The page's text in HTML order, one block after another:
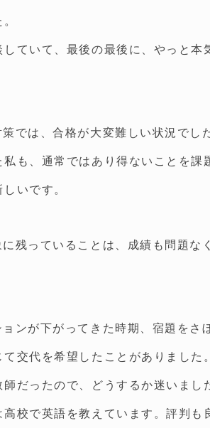
していて、最後の最後に、やっと
では、合格が大変難しい状況でし
私も、通常ではあり得ないことを
いです。
残っていることは、成績も問題な
ンが下がってきた時期、宿題をさ
て交代を希望したことがありました
師だったので、どうするか迷いまし
高校で英語を教えています。評判